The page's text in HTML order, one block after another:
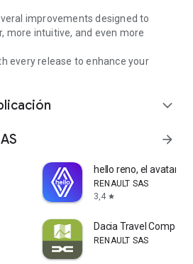
improvements designed to
more intuitive, and even more
every release to enhance your
expand_more
arrow_forward
hello reno, el avatar
RENAULT SAS
3,4 star
Dacia Travel
RENAULT SAS